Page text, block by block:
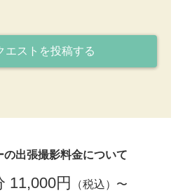
エストを投稿する
の出張撮影料金について
11,000円
（税込）〜